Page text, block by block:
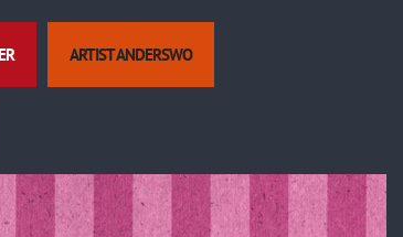
ARTIST ANDERSWO